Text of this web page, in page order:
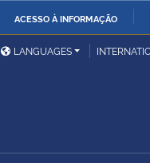
ACESSO À INFORMAÇÃO
das Relações
LANGUAGES